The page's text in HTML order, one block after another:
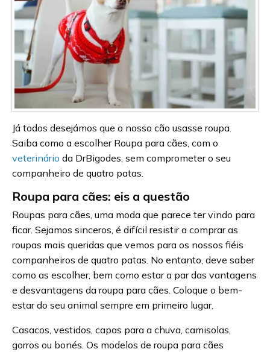
Já todos desejámos que o nosso cão usasse roupa.
Saiba como a escolher Roupa para cães, com o
veterinário da DrBigodes, sem comprometer o seu
companheiro de quatro patas.
Roupa para cães: eis a questão
Roupas para cães, uma moda que parece ter vindo para
ficar. Sejamos sinceros, é difícil resistir a comprar as
roupas mais queridas que vemos para os nossos fiéis
companheiros de quatro patas. No entanto, deve saber
como as escolher, bem como estar a par das vantagens
e desvantagens da roupa para cães. Coloque o bem-
estar do seu animal sempre em primeiro lugar.
Casacos, vestidos, capas para a chuva, camisolas,
gorros ou bonés. Os modelos de roupa para cães